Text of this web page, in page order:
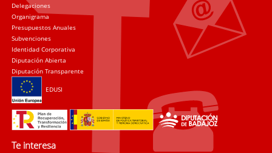
Delegaciones
Organigrama
Presupuestos Anuales
Subvenciones
Identidad Corporativa
Diputación Abierta
Diputación Transparente
EDUSI
Te interesa